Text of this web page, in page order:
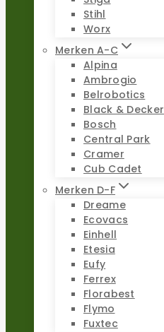
Stihl
Worx
Merken A-C
Alpina
Ambrogio
Belrobotics
Black & Decker
Bosch
Central Park
Cramer
Cub Cadet
Merken D-F
Dreame
Ecovacs
Einhell
Etesia
Eufy
Ferrex
Florabest
Flymo
Fuxtec